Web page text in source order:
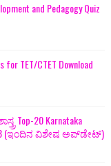
and Pedagogy Quiz
for TET/CTET Download
Top-20 Karnataka
03 (ಇಂದಿನ ವಿಶೇಷ ಅಪ್‌ಡೇಟ್)